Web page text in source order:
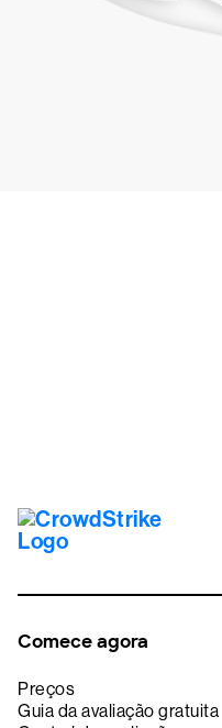
Comece agora
Preços
Guia da avaliação gratuita